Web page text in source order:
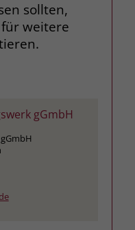
sollten,
weitere
gGmbH